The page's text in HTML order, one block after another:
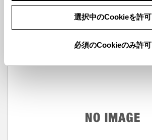
選択中のCookieを許可
必須のCookieのみ許可
生産年月
2010年07月～2013年10月